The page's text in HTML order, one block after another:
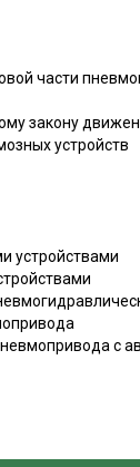
части
закону
устройств
устройствами
с